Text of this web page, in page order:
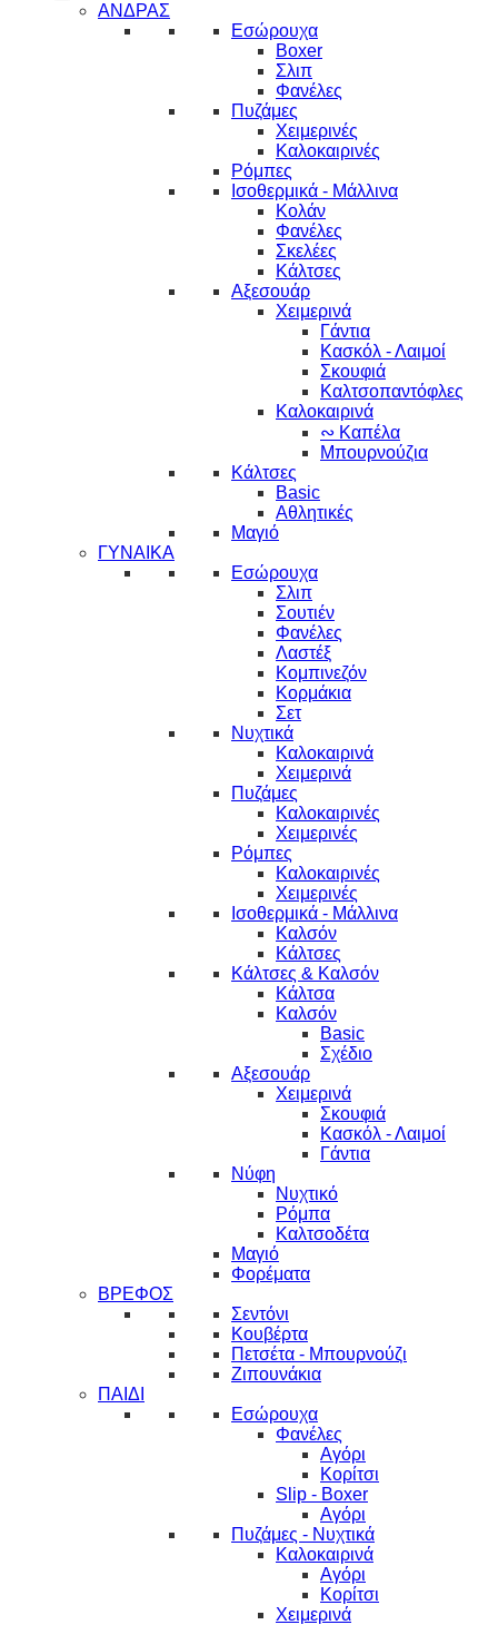
ΑΝΔΡΑΣ
Εσώρουχα
Boxer
Σλιπ
Φανέλες
Πυζάμες
Χειμερινές
Καλοκαιρινές
Ρόμπες
Ισοθερμικά - Μάλλινα
Κολάν
Φανέλες
Σκελέες
Κάλτσες
Αξεσουάρ
Χειμερινά
Γάντια
Κασκόλ - Λαιμοί
Σκουφιά
Καλτσοπαντόφλες
Καλοκαιρινά
∾ Καπέλα
Μπουρνούζια
Κάλτσες
Basic
Αθλητικές
Μαγιό
ΓΥΝΑΙΚΑ
Εσώρουχα
Σλιπ
Σουτιέν
Φανέλες
Λαστέξ
Κομπινεζόν
Κορμάκια
Σετ
Νυχτικά
Καλοκαιρινά
Χειμερινά
Πυζάμες
Καλοκαιρινές
Χειμερινές
Ρόμπες
Καλοκαιρινές
Χειμερινές
Ισοθερμικά - Μάλλινα
Καλσόν
Κάλτσες
Κάλτσες & Καλσόν
Κάλτσα
Καλσόν
Basic
Σχέδιο
Αξεσουάρ
Χειμερινά
Σκουφιά
Κασκόλ - Λαιμοί
Γάντια
Νύφη
Νυχτικό
Ρόμπα
Καλτσοδέτα
Μαγιό
Φορέματα
ΒΡΕΦΟΣ
Σεντόνι
Κουβέρτα
Πετσέτα - Μπουρνούζι
Ζιπουνάκια
ΠΑΙΔΙ
Εσώρουχα
Φανέλες
Αγόρι
Κορίτσι
Slip - Boxer
Αγόρι
Πυζάμες - Νυχτικά
Καλοκαιρινά
Αγόρι
Κορίτσι
Χειμερινά